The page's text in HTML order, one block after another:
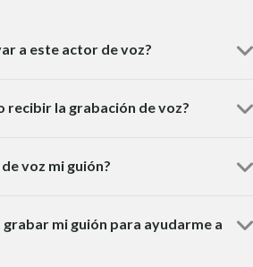
a este actor de voz?
recibir la grabación de voz?
voz mi guión?
grabar mi guión para ayudarme a